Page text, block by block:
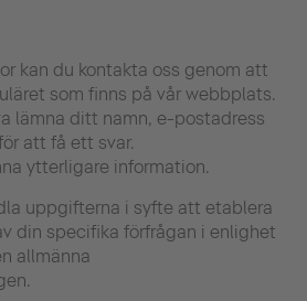
kan du kontakta oss genom att
som finns på vår webbplats.
lämna ditt namn, e-postadress
att få ett svar.
ytterligare information.
uppgifterna i syfte att etablera
din specifika förfrågan i enlighet
allmänna